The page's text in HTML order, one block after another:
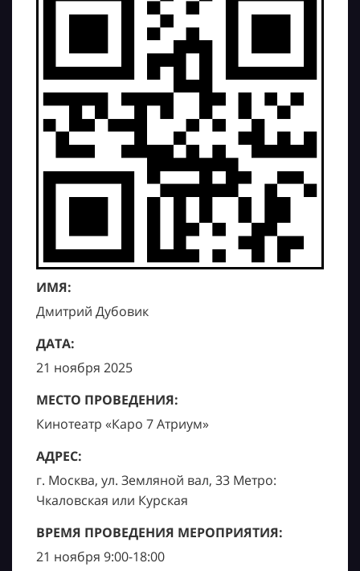
ИМЯ:
Дмитрий Дубовик
ДАТА:
21 ноября 2025
МЕСТО ПРОВЕДЕНИЯ:
Кинотеатр «Каро 7 Атриум»
АДРЕС:
г. Москва, ул. Земляной вал, 33 Метро:
Чкаловская или Курская
ВРЕМЯ ПРОВЕДЕНИЯ МЕРОПРИЯТИЯ:
21 ноября 9:00-18:00